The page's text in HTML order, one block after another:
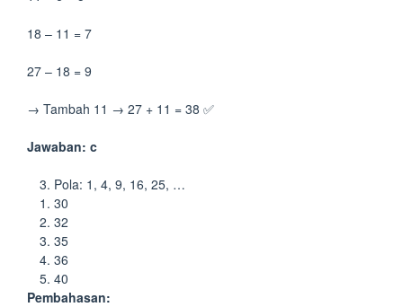
18 – 11 = 7
27 – 18 = 9
→ Tambah 11 → 27 + 11 = 38 ✅
Jawaban: c
Pola: 1, 4, 9, 16, 25, …
30
32
35
36
40
Pembahasan: